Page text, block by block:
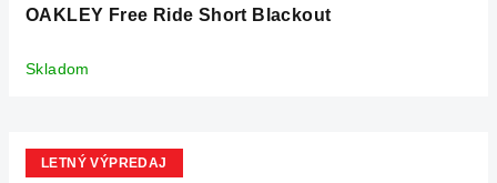
OAKLEY Free Ride Short Blackout
Skladom
LETNÝ VÝPREDAJ